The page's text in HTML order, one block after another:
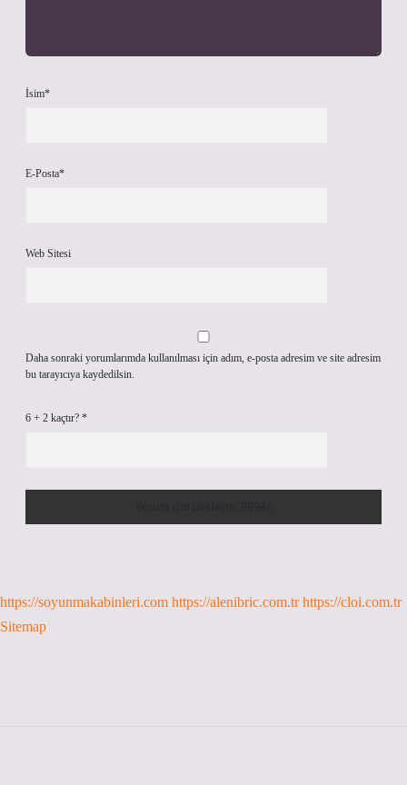
İsim*
E-Posta*
Web Sitesi
Daha sonraki yorumlarımda kullanılması için adım, e-posta adresim ve site adresim
bu tarayıcıya kaydedilsin.
6 + 2 kaçtır? *
https://soyunmakabinleri.com https://alenibric.com.tr https://cloi.com.tr
Sitemap